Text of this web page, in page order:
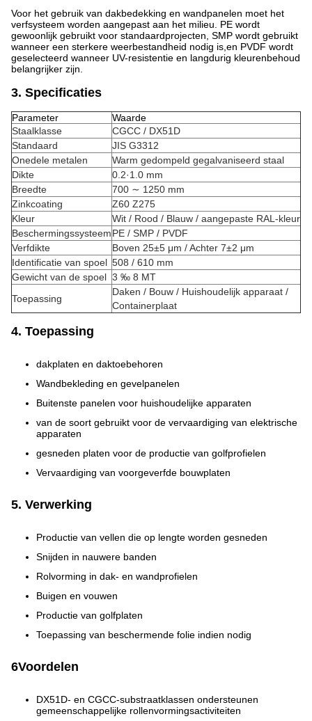
Voor het gebruik van dakbedekking en wandpanelen moet het
verfsysteem worden aangepast aan het milieu. PE wordt
gewoonlijk gebruikt voor standaardprojecten, SMP wordt gebruikt
wanneer een sterkere weerbestandheid nodig is,en PVDF wordt
geselecteerd wanneer UV-resistentie en langdurig kleurenbehoud
belangrijker zijn.
3. Specificaties
Parameter
Waarde
Staalklasse
CGCC / DX51D
Standaard
JIS G3312
Onedele metalen
Warm gedompeld gegalvaniseerd staal
Dikte
0.2·1.0 mm
Breedte
700 ∼ 1250 mm
Zinkcoating
Z60 Z275
Kleur
Wit / Rood / Blauw / aangepaste RAL-kleur
BeschermingssysteemPE / SMP / PVDF
Verfdikte
Boven 25±5 μm / Achter 7±2 μm
Identificatie van spoel 508 / 610 mm
Gewicht van de spoel 3 ‰ 8 MT
Toepassing
Daken / Bouw / Huishoudelijk apparaat /
Containerplaat
4. Toepassing
dakplaten en daktoebehoren
Wandbekleding en gevelpanelen
Buitenste panelen voor huishoudelijke apparaten
van de soort gebruikt voor de vervaardiging van elektrische
apparaten
gesneden platen voor de productie van golfprofielen
Vervaardiging van voorgeverfde bouwplaten
5. Verwerking
Productie van vellen die op lengte worden gesneden
Snijden in nauwere banden
Rolvorming in dak- en wandprofielen
Buigen en vouwen
Productie van golfplaten
Toepassing van beschermende folie indien nodig
6Voordelen
DX51D- en CGCC-substraatklassen ondersteunen
gemeenschappelijke rollenvormingsactiviteiten